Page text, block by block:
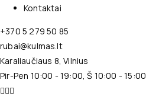
Kontaktai
+370 5 279 50 85
rubai@kulmas.lt
Karaliaučiaus 8, Vilnius
Pir-Pen 10:00 - 19:00, Š 10:00 - 15:00